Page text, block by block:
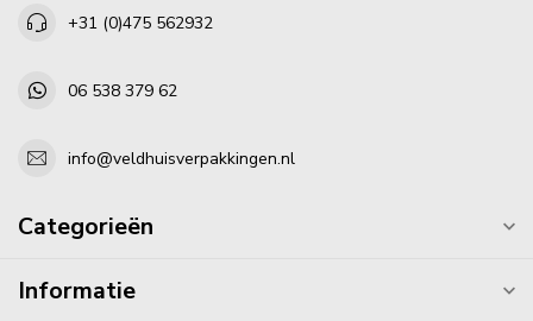
+31 (0)475 562932
06 538 379 62
info@veldhuisverpakkingen.nl
Categorieën
Informatie